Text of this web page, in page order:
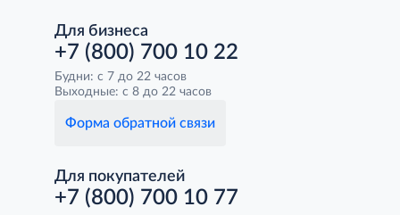
Для бизнеса
+7 (800) 700 10 22
Будни: с 7 до 22 часов
Выходные: с 8 до 22 часов
Форма обратной связи
Для покупателей
+7 (800) 700 10 77